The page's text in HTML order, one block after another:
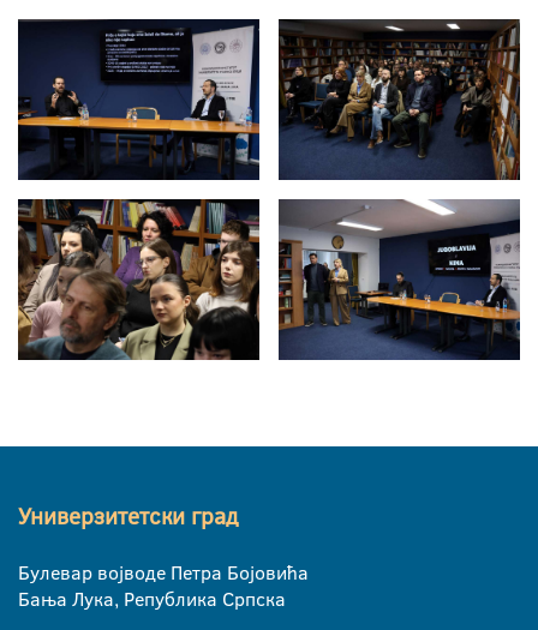
Универзитетски град
Булевар војводе Петра Бојовића
Бања Лука, Република Српска